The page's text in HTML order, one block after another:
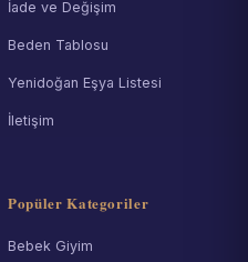
İade ve Değişim
Beden Tablosu
Yenidoğan Eşya Listesi
İletişim
Popüler Kategoriler
Bebek Giyim